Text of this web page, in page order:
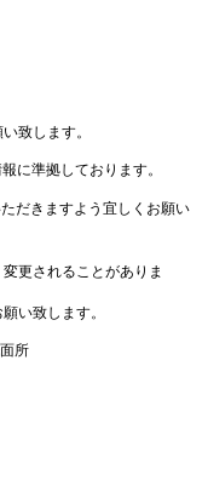
致します。
準拠しております。
きますよう宜しくお願い
更されることがありま
致します。
所